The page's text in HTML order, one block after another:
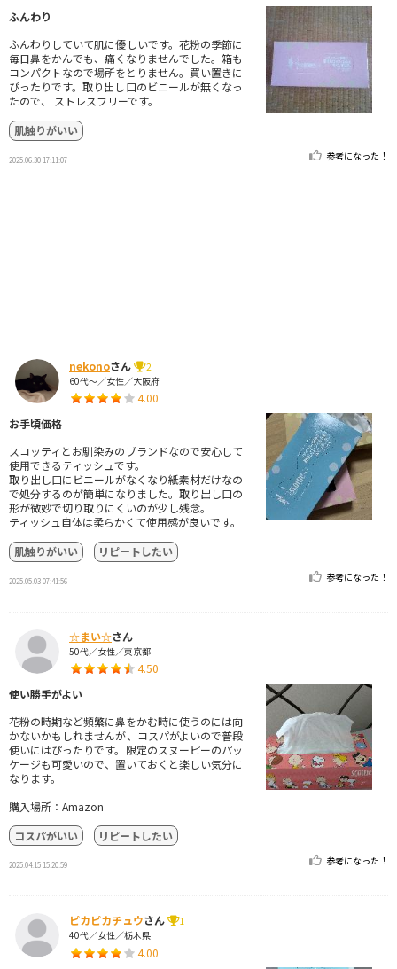
ふんわり
ふんわりしていて肌に優しいです。花粉の季節に
毎日鼻をかんでも、痛くなりませんでした。箱も
コンパクトなので場所をとりません。買い置きに
ぴったりです。取り出し口のビニールが無くなっ
たので、 ストレスフリーです。
肌触りがいい
2025.06.30 17:11:07 参考になった！
nekonoさん
2
60代～／女性／大阪府
4.00
お手頃価格
スコッティとお馴染みのブランドなので安心して
使用できるティッシュです。
取り出し口にビニールがなくなり紙素材だけなの
で処分するのが簡単になりました。取り出し口の
形が微妙で切り取りにくいのが少し残念。
ティッシュ自体は柔らかくて使用感が良いです。
肌触りがいい
リピートしたい
2025.05.03 07:41:56 参考になった！
☆まい☆さん
50代／女性／東京都
4.50
使い勝手がよい
花粉の時期など頻繁に鼻をかむ時に使うのには向
かないかもしれませんが、コスパがよいので普段
使いにはぴったりです。限定のスヌーピーのパッ
ケージも可愛いので、置いておくと楽しい気分に
なります。
購入場所：Amazon
コスパがいい
リピートしたい
2025.04.15 15:20:59 参考になった！
ピカピカチュウさん
1
40代／女性／栃木県
4.00